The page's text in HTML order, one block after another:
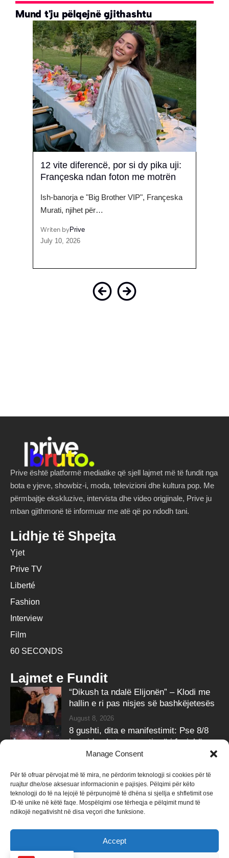
Manage Consent
Për të ofruar përvojat më të mira, ne përdorim teknologji si cookies për të
ruajtur dhe/ose aksesuar informacionin e pajisjes. Pëlqimi për këto
teknologji do të na lejojë të përpunojmë të dhëna si sjellja e shfletimit ose
ID-të unike në këtë faqe. Mospëlqimi ose tërheqja e pëlqimit mund të
ndikojë negativisht në disa veçori dhe funksione.
Accept
Mund t'ju pëlqejnë gjithashtu
12 vite diferencë, por si dy pika uji:
Françeska ndan foton me motrën
Ish-banorja e "Big Brother VIP", Françeska
Murati, njihet për…
Writen byPrive
July 10, 2026
Prive është platformë mediatike që sjell lajmet më të fundit nga
bota e yjeve, showbiz-i, moda, televizioni dhe kultura pop. Me
përmbajtje ekskluzive, intervista dhe video origjinale, Prive ju
mban gjithmonë të informuar me atë që po ndodh tani.
Lidhje të Shpejta
Yjet
Prive TV
Liberté
Fashion
Interview
Film
60 SECONDS
Lajmet e Fundit
“Dikush ta ndalë Elijonën” – Klodi me
hallin e ri pas nisjes së bashkëjetesës
August 8, 2026
8 gushti, dita e manifestimit: Pse 8/8
konsiderohet momenti më i fuqishëm
për dëshirat?
Follow Us
258kFollowers 415k Followers
Subscribers